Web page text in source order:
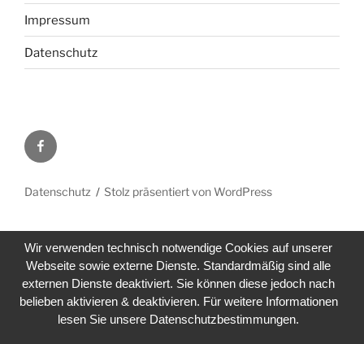
Impressum
Datenschutz
Facebook
Datenschutz Stolz präsentiert von WordPress
Wir verwenden technisch notwendige Cookies auf unserer
Webseite sowie externe Dienste. Standardmäßig sind alle
externen Dienste deaktiviert. Sie können diese jedoch nach
belieben aktivieren & deaktivieren. Für weitere Informationen
lesen Sie unsere Datenschutzbestimmungen.